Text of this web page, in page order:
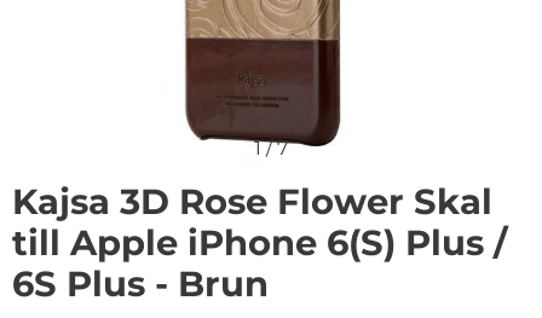
1/7
Kajsa 3D Rose Flower Skal
till Apple iPhone 6(S) Plus /
6S Plus - Brun